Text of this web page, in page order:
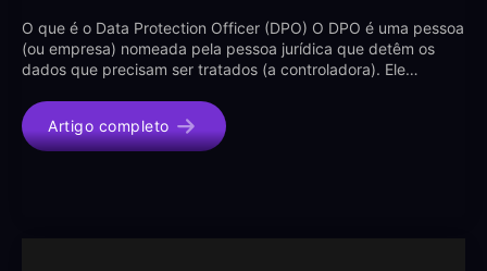
O que é o Data Protection Officer (DPO) O DPO é uma pessoa
(ou empresa) nomeada pela pessoa jurídica que detêm os
dados que precisam ser tratados (a controladora). Ele…
Artigo completo